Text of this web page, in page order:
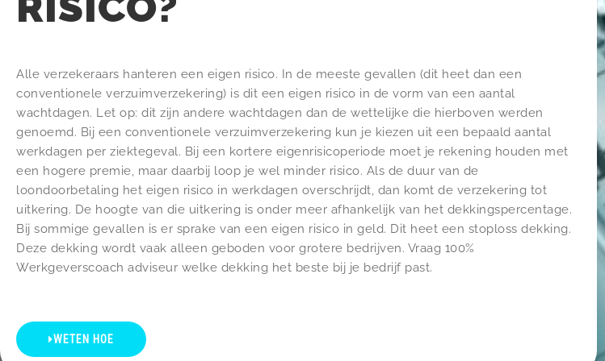
Alle verzekeraars hanteren een eigen risico. In de meeste gevallen (dit heet dan een
conventionele verzuimverzekering) is dit een eigen risico in de vorm van een aantal
wachtdagen. Let op: dit zijn andere wachtdagen dan de wettelijke die hierboven werden
genoemd. Bij een conventionele verzuimverzekering kun je kiezen uit een bepaald aantal
werkdagen per ziektegeval. Bij een kortere eigenrisicoperiode moet je rekening houden met
een hogere premie, maar daarbij loop je wel minder risico. Als de duur van de
loondoorbetaling het eigen risico in werkdagen overschrijdt, dan komt de verzekering tot
uitkering. De hoogte van die uitkering is onder meer afhankelijk van het dekkingspercentage.
Bij sommige gevallen is er sprake van een eigen risico in geld. Dit heet een stoploss dekking.
Deze dekking wordt vaak alleen geboden voor grotere bedrijven. Vraag 100%
Werkgeverscoach adviseur welke dekking het beste bij je bedrijf past.
WETEN HOE